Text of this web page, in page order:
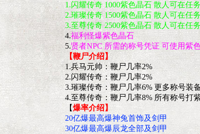
1.闪耀传奇 1000紫色晶石 散人可在任
2.璀璨传奇 1500紫色晶石 散人可在任
3.至尊传奇 2500紫色晶石 散人可在任
4.福利怪爆紫色晶石
5.贤者NPC 所需的称号凭证 可使用紫
【鞭尸介绍】
1.兵马元帅：鞭尸几率2%
2.闪耀传奇：鞭尸几率2%
3.璀璨传奇：鞭尸几率6% 更多称号装
4.至尊传奇：鞭尸几率8% 所有称号打
【爆率介绍】
20亿爆最高爆神兔首饰及剑甲
30亿爆最高爆辰龙全部及剑甲